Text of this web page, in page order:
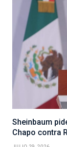
Sheinbaum
Chapo contra